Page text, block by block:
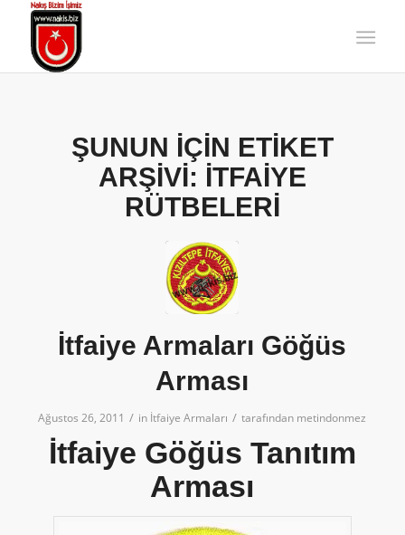
ŞUNUN IÇIN ETIKET
ARŞIVI: İTFAIYE
RÜTBELERI
İtfaiye Armaları Göğüs
Arması
Ağustos 26, 2011 / in İtfaiye Armaları / tarafından metindonmez
İtfaiye Göğüs Tanıtım
Arması